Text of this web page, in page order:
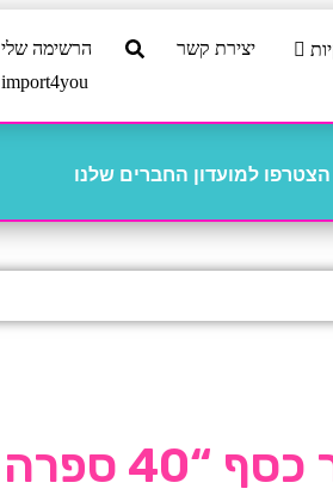
יצירת קשר
הרשימה שלי
import4you
הצטרפו למועדון החברים שלנו
“40 ספרה 9